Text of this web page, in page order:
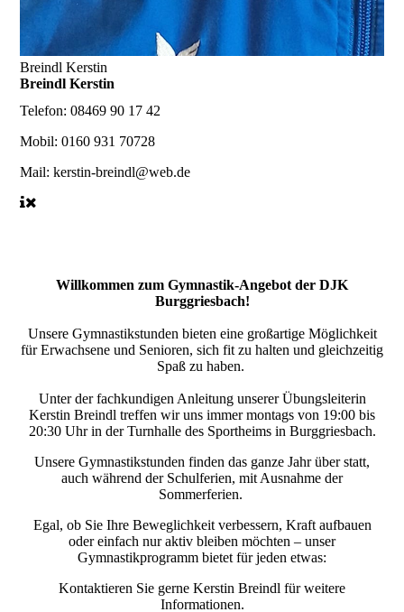
Breindl Kerstin
Breindl Kerstin
Telefon:08469 90 17 42
Mobil:0160 931 70728
Mail:kerstin-breindl@web.de
Willkommen zum Gymnastik-Angebot der DJK
Burggriesbach!
Unsere Gymnastikstunden bieten eine großartige Möglichkeit
für Erwachsene und Senioren, sich fit zu halten und gleichzeitig
Spaß zu haben.
Unter der fachkundigen Anleitung unserer Übungsleiterin
Kerstin Breindl treffen wir uns immer montags von 19:00 bis
20:30 Uhr in der Turnhalle des Sportheims in Burggriesbach.
Unsere Gymnastikstunden finden das ganze Jahr über statt,
auch während der Schulferien, mit Ausnahme der
Sommerferien.
Egal, ob Sie Ihre Beweglichkeit verbessern, Kraft aufbauen
oder einfach nur aktiv bleiben möchten – unser
Gymnastikprogramm bietet für jeden etwas:
Kontaktieren Sie gerne Kerstin Breindl für weitere
Informationen.